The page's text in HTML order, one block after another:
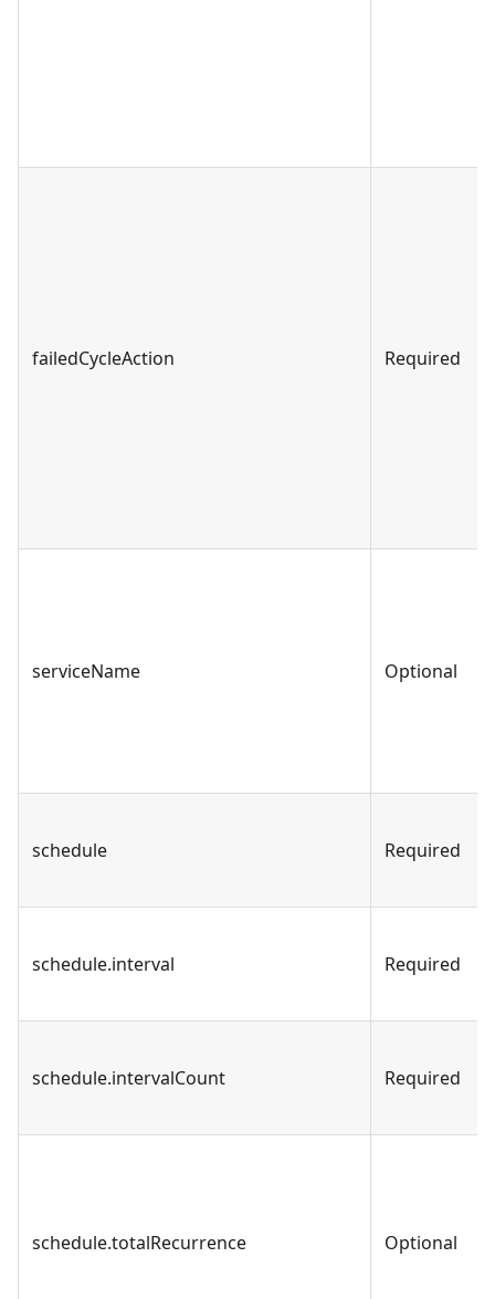
failedCycleAction Required
serviceName Optional
schedule Required
schedule.interval Required
schedule.intervalCount Required
schedule.totalRecurrence Optional